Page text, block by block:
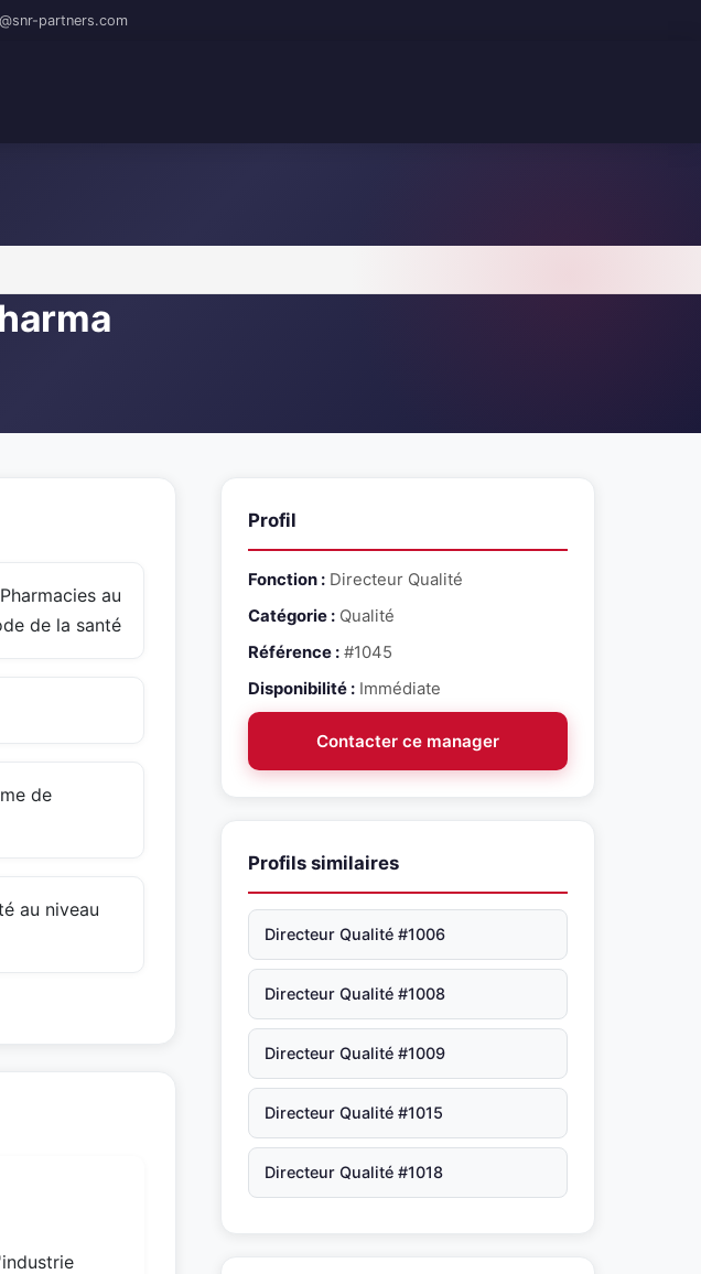
partners.com
au
de la santé
de
au niveau
Profil
Fonction : Directeur Qualité
Catégorie : Qualité
Référence : #1045
Disponibilité : Immédiate
Contacter ce manager
Profils similaires
Directeur Qualité #1006
Directeur Qualité #1008
Directeur Qualité #1009
Directeur Qualité #1015
Directeur Qualité #1018